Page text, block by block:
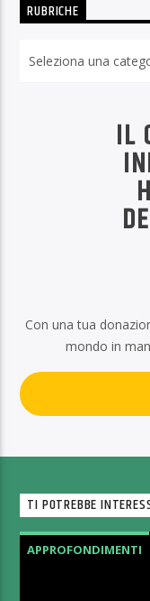
RUBRICHE
IL
Con una tua
mondo in
TI POTREBBE
APPROFONDIMENTI